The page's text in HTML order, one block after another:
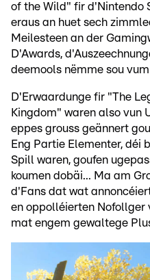
of the Wild" fir d'Nintendo
eraus an huet sech
Meilesteen an der
D'Awards,
deemools nëmme sou
D'Erwaardunge fir "The
Kingdom" waren also vun
eppes grouss geännert
Eng Partie Elementer, déi
Spill waren, goufen
koumen dobäi... Ma am
d'Fans dat wat
en oppolléierten Nofollger
mat engem gewaltege